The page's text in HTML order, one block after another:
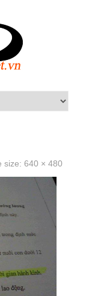
size: 640 × 480